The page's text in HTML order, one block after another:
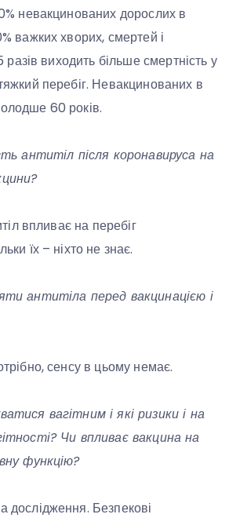
невакцинованих дорослих в
важких хворих, смертей і
разів виходить більше смертність у
перебіг. Невакцинованих в
60 років.
антитіл після коронавируса на
впливає на перебіг
їх – ніхто не знає.
антитіла перед вакцинацією і
сенсу в цьому немає.
вагітним і які ризики і на
Чи впливає вакцина на
функцію?
Безпекові